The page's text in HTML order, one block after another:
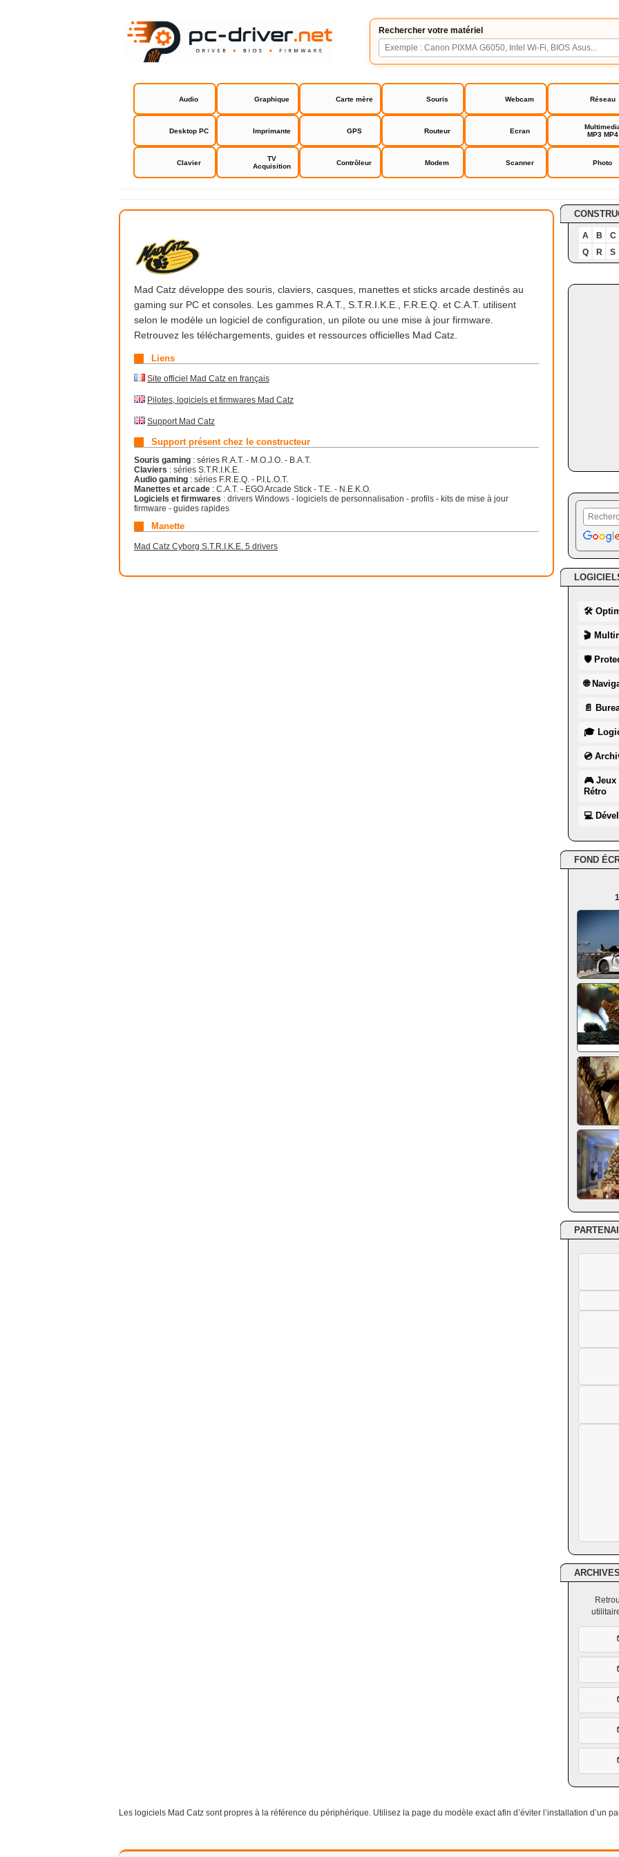
Rechercher votre matériel
Audio Graphique Carte mère Souris Webcam Réseau
Desktop PC Imprimante GPS Routeur Ecran
MP3 MP4
Clavier
TV
Acquisition
Contrôleur Modem Scanner Photo
Mad Catz
Mad Catz développe des souris, claviers, casques, manettes et sticks arcade destinés au
gaming sur PC et consoles. Les gammes R.A.T., S.T.R.I.K.E., F.R.E.Q. et C.A.T. utilisent
selon le modèle un logiciel de configuration, un pilote ou une mise à jour firmware.
Retrouvez les téléchargements, guides et ressources officielles Mad Catz.
Liens
Site officiel Mad Catz en français
Pilotes, logiciels et firmwares Mad Catz
Support Mad Catz
Support présent chez le constructeur
Souris gaming : séries R.A.T. - M.O.J.O. - B.A.T.
Claviers : séries S.T.R.I.K.E.
Audio gaming : séries F.R.E.Q. - P.I.L.O.T.
Manettes et arcade : C.A.T. - EGO Arcade Stick - T.E. - N.E.K.O.
Logiciels et firmwares : drivers Windows - logiciels de personnalisation - profils - kits de mise à jour
firmware - guides rapides
Manette
Mad Catz Cyborg S.T.R.I.K.E. 5 drivers
A B
C
Q
R S
🛠
🎬
🛡
🌐
📄
🎓
💿
🎮 Jeux
Rétro
💻
FOND
Les logiciels Mad Catz sont propres à la référence du périphérique. Utilisez la page du modèle exact afin d’éviter l’installation d’un